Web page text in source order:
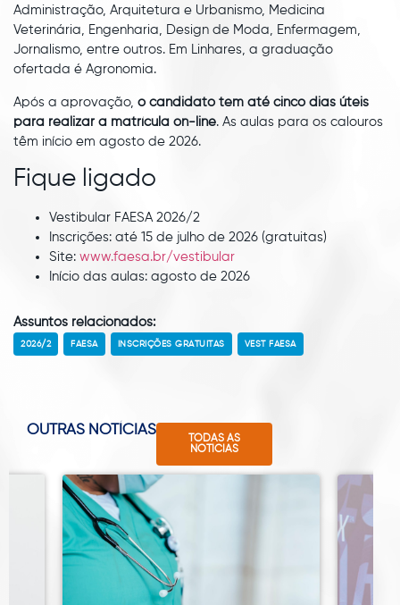
Administração, Arquitetura e Urbanismo, Medicina
Veterinária, Engenharia, Design de Moda, Enfermagem,
Jornalismo, entre outros. Em Linhares, a graduação
ofertada é Agronomia.
Após a aprovação, o candidato tem até cinco dias úteis
para realizar a matrícula on-line. As aulas para os calouros
têm início em agosto de 2026.
Fique ligado
Vestibular FAESA 2026/2
Inscrições: até 15 de julho de 2026 (gratuitas)
Site: www.faesa.br/vestibular
Início das aulas: agosto de 2026
Assuntos relacionados:
2026/2 FAESA INSCRIÇÕES GRATUITAS VEST FAESA
OUTRAS NOTÍCIAS
TODAS AS
NOTÍCIAS